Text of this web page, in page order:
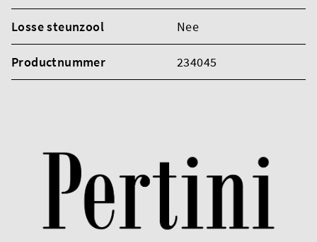
Losse steunzool Nee
Productnummer 234045